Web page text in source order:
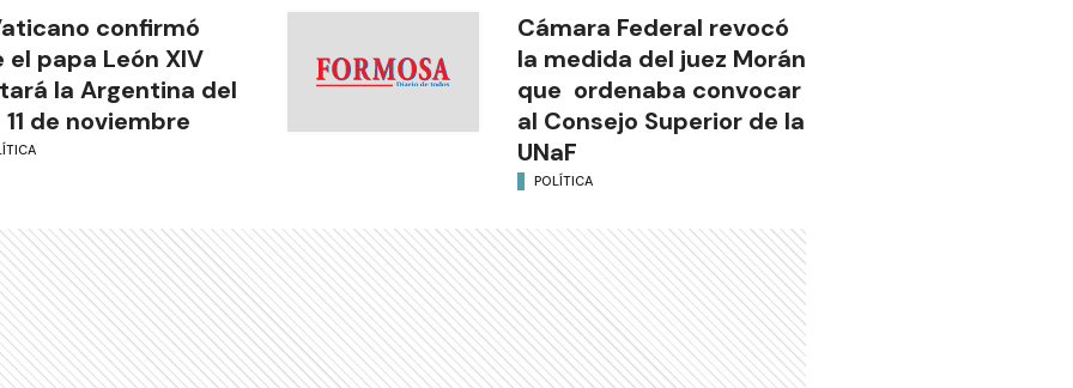
confirmó
el papa León XIV
la Argentina del
11 de noviembre
Cámara Federal revocó
la medida del juez Morán
que ordenaba convocar
al Consejo Superior de la
UNaF
POLÍTICA